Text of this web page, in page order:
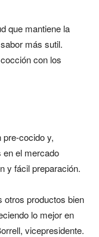
que mantiene la
más sutil.
con los
pre-cocido y,
en el mercado
y fácil preparación.
otros productos bien
lo mejor en
vicepresidente.